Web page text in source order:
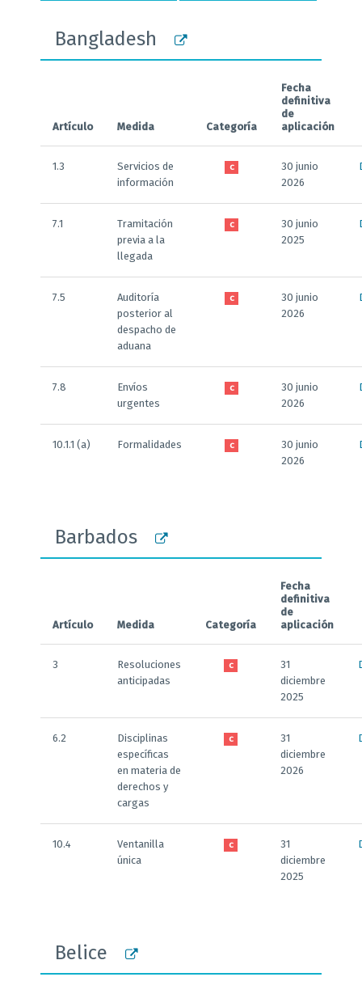
Bangladesh
Artículo Medida Categoría
Fecha
definitiva
de
aplicación
1.3
Servicios de
información
C
30 junio
2026
7.1
Tramitación
previa a la
llegada
C
30 junio
2025
7.5
Auditoría
posterior al
despacho de
aduana
C
30 junio
2026
7.8
Envíos
urgentes
C
30 junio
2026
10.1.1 (a) Formalidades C
30 junio
2026
Barbados
Artículo Medida Categoría
Fecha
definitiva
de
aplicación
3
Resoluciones
anticipadas
C
31
diciembre
2025
6.2
Disciplinas
específicas
en materia de
derechos y
cargas
C
31
diciembre
2026
10.4
Ventanilla
única
C
31
diciembre
2025
Belice